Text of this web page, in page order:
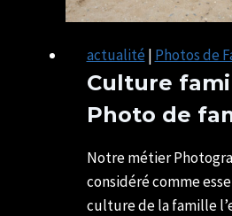
actualité | Photos de
Culture
Photo de
Notre métier
considéré comme
culture de la famille